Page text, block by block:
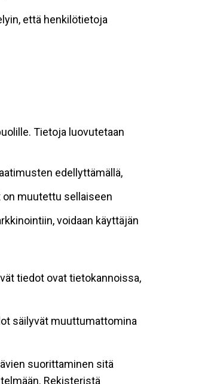
että henkilötietoja
Tietoja luovutetaan
edellyttämällä,
muutettu sellaiseen
voidaan käyttäjän
tiedot ovat tietokannoissa,
säilyvät muuttumattomina
suorittaminen sitä
Rekisteristä